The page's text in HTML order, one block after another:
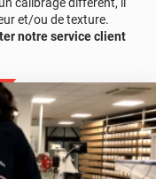
sent enfin chez
en Europe
calibrage différent, il
et/ou de texture.
notre service client